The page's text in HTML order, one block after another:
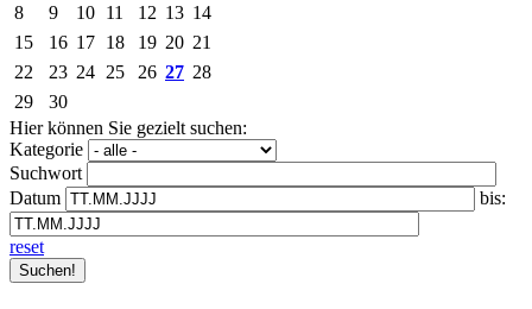
8
9 10 11 12 13 14
15
16 17 18 19 20 21
22
23 24 25 26 27 28
29
30
Hier können Sie gezielt suchen:
Kategorie
Suchwort
Datum
bis:
reset